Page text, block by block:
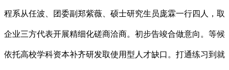
程系从任波、团委副郑紫薇、硕士研究生员庞霖一行四人，取
企业三方代表开展精细化磋商洽商。初步告竣合做意向。等候
依托高校学科资本补齐研发取使用型人才缺口。打通练习到就